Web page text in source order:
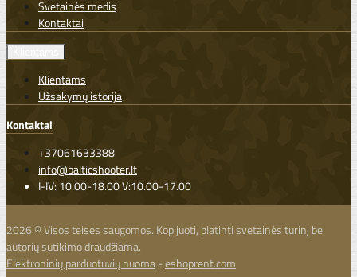
Svetainės medis
Kontaktai
Klientams
Užsakymų istorija
Kontaktai
+37061633388
info@balticshooter.lt
I-IV: 10.00-18.00 V:10.00-17.00
2026 © Visos teisės saugomos. Kopijuoti, platinti svetainės turinį be
autorių sutikimo draudžiama.
Elektroninių parduotuvių nuoma-eshoprent.com